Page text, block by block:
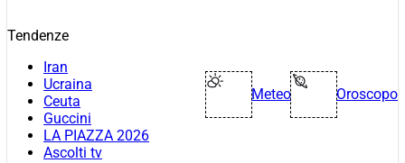
Tendenze
Iran
Ucraina
Ceuta
Guccini
LA PIAZZA 2026
Ascolti tv
Meteo Oroscopo